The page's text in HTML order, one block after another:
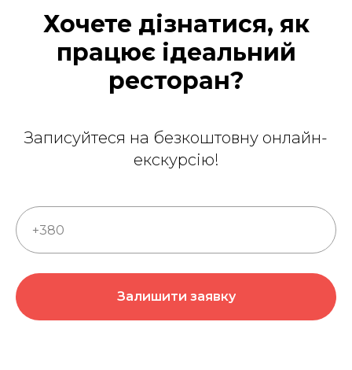
Хочете дізнатися, як
працює ідеальний
ресторан?
Записуйтеся на безкоштовну онлайн-
екскурсію!
Залишити заявку